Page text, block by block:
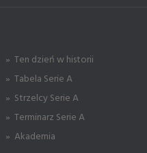
» Ten dzień w historii
» Tabela Serie A
» Strzelcy Serie A
» Terminarz Serie A
» Akademia